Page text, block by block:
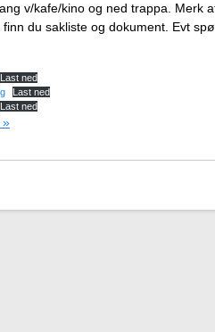
v/kafe/kino og ned trappa. Merk
du sakliste og dokument. Evt
Last ned
Last ned
Last ned
»